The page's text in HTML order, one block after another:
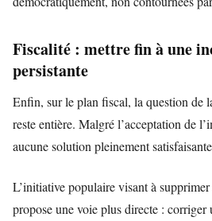
Fiscalité : mettre fin à une
persistante
Enfin, sur le plan fiscal, la question de
reste entière. Malgré l’acceptation de
aucune solution pleinement
L’initiative populaire visant à
propose une voie plus directe :